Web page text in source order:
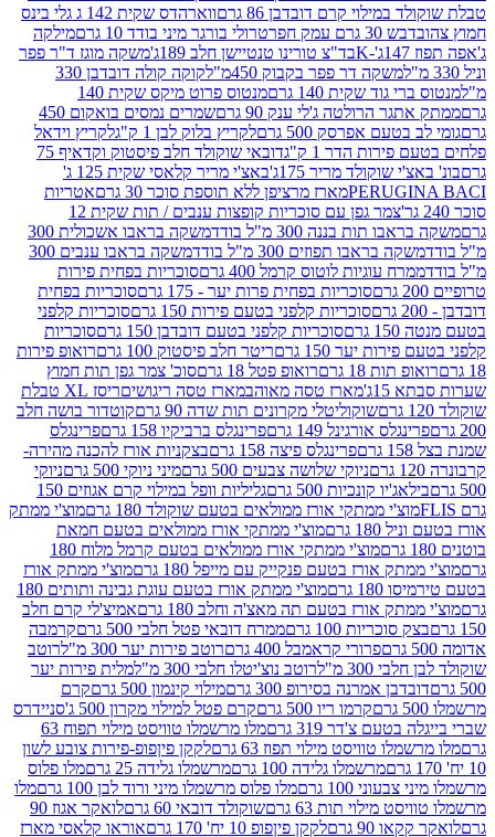
קרם דובדבן 86 גרם
ווארהדס שקית 142 ג גלי בינס
דבש 30 גרם עמק חפר
טרולי בורגר מיני בודד 10 גרם
מילקה
בד"צ טורינו טנטיישן חלב 189ג'
משקה מוגז ד"ר פפר
משקה דר פפר בקבוק 450מ"ל
קוקה קולה דובדבן 330
גוד שקית 140 גרם
מנטוס פרוט מיקס שקית 140
הרולטה ג'לי ענק 90 גרם
שמרים נמסים בואקום 450
אפרסק 500 גרם
לקריץ בלוק לבן 1 ק"ג
לקריץ וידאל
הדר 1 ק"ג
דובאי שוקולד חלב פיסטוק וקדאיף 75
שוקולד מריר 175ג'
באצ'י מריר קלאסי שקית 125 ג'
מארז מרציפן ללא תוספת סוכר 30 גרם
אטריות
צמר גפן עם סוכריות קופצות ענבים / תות שקית 12
תות בננה 300 מ"ל בודד
משקה בראבו אשכולית 300
בראבו תפוזים 300 מ"ל בודד
משקה בראבו ענבים 300
עוגיות לוטוס קרמל 400 גרם
סוכריות בפחית פירות
סוכריות בפחית פרות יער - 175 גרם
סוכריות בפחית
סוכריות קלפני בטעם פירות 150 גרם
סוכריות קלפני
סוכריות קלפני בטעם דובדבן 150 גרם
סוכריות
יער 150 גרם
ריטר חלב פיסטוק 100 גרם
רואופ פירות
תות 18 גרם
רואופ פטל 18 גרם
סוכ' צמר גפן תות חמוץ
מארז טסה מאוהב מארז טסה ריגושים
ריסז XL טבלת
שוקוליטלי מקרונים תות שדה 90 גרם
קוטדור בושה חלב
אורגינל 149 גרם
פרינגלס ברביקיו 158 גרם
פרינגלס
פרינגלס פיצה 158 גרם
בצקניות אורז להכנה מהירה-
ניוקי שלושה צבעים 500 גרם
מיני ניוקי 500 גרם
ניוקי
קונכיות 500 גרם
גליליות וופל במילוי קרם אגוזים 150
ממתקי אורז ממולאים בטעם שוקולד 180 גרם
מוצ'י ממתק
גרם
מוצ'י ממתקי אורז ממולאים בטעם חמאת
מוצ'י ממתקי אורז ממולאים בטעם קרמל מלוח 180
אורז בטעם פנקייק עם מייפל 180 גרם
מוצ'י ממתק אורז
גרם
מוצ'י ממתק אורז בטעם עוגת גבינה ותותים 180
אורז בטעם תה מאצ'ה וחלב 180 גרם
אמיצ'לי קרם חלב
סוכריות 100 גרם
ממרח דובאי פטל חלבי 500 גרם
קרמבה
פרורי קראמבל 400 גרם
רוטב פירות יער 300 מ"ל
רוטב
300 מ"ל
רוטב נוצ'יטלו חלבי 300 מ"ל
מלית פירות יער
אמרנה בסירופ 300 גרם
מילוי קינמון 500 גרם
קרם
קרמו ריו 500 גרם
קרם פטל למילוי מקרון 500 ג'
סניידרס
צ'דר 319 גרם
מלו מרשמלו טוויסט מילוי תפוח 63
טוויסט מילוי תפוז 63 גרם
לקקן פיןפופ-פירות צובע לשון
מרשמלו גלידה 100 גרם
מרשמלו גלידה 25 גרם
מלו פלוס
100 גרם
מלו פלוס מרשמלו מיני ורוד לבן 100 גרם
מלו
מילוי תות 63 גרם
שוקולד דובאי 60 גרם
לואקר אגוז 90
90 גרם
לקקן פיןפופ 10 יח' 170 גרם
אוראו קלאסי מארז